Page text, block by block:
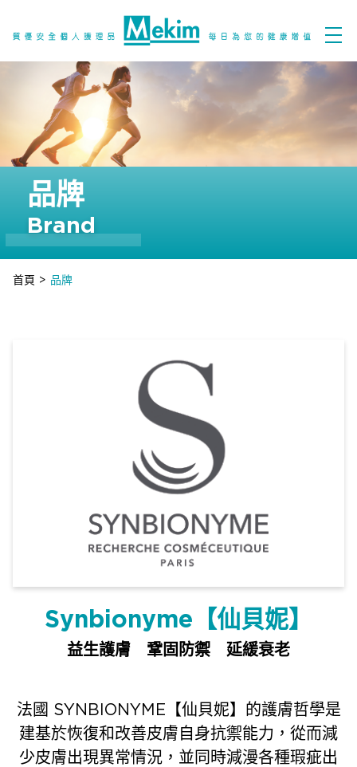
品牌
Brand
首頁 > 品牌
Synbionyme【仙貝妮】
益生護膚 鞏固防禦 延緩衰老
法國 SYNBIONYME【仙貝妮】的護膚哲學是
建基於恢復和改善皮膚自身抗禦能力，從而減
少皮膚出現異常情況，並同時減漫各種瑕疵出